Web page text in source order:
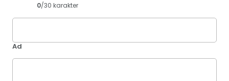
0/30 karakter
Ad